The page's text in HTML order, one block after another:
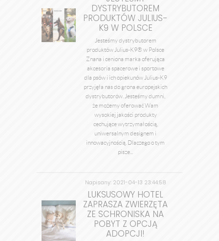
DYSTRYBUTOREM
PRODUKTÓW JULIUS-
K9 W POLSCE
Jesteśmy dystrybutorem
produktów Julius-K9® w Polsce
Znana i ceniona marka oferująca
akcesoria spacerowe i sportowe
dla psów i ich opiekunów Julius-K9
przyjęła nas do grona europejskich
dystrybutorów. Jesteśmy dumni,
że możemy oferować Wam
wysokiej jakości produkty
cechujące wytrzymałością,
uniwersalnym designem i
innowacyjnością. Dlaczego o tym
pisze...
Napisany: 2021-04-13 23:44:58
przez admin
LUKSUSOWY HOTEL
ZAPRASZA ZWIERZĘTA
ZE SCHRONISKA NA
POBYT Z OPCJĄ
ADOPCJI!